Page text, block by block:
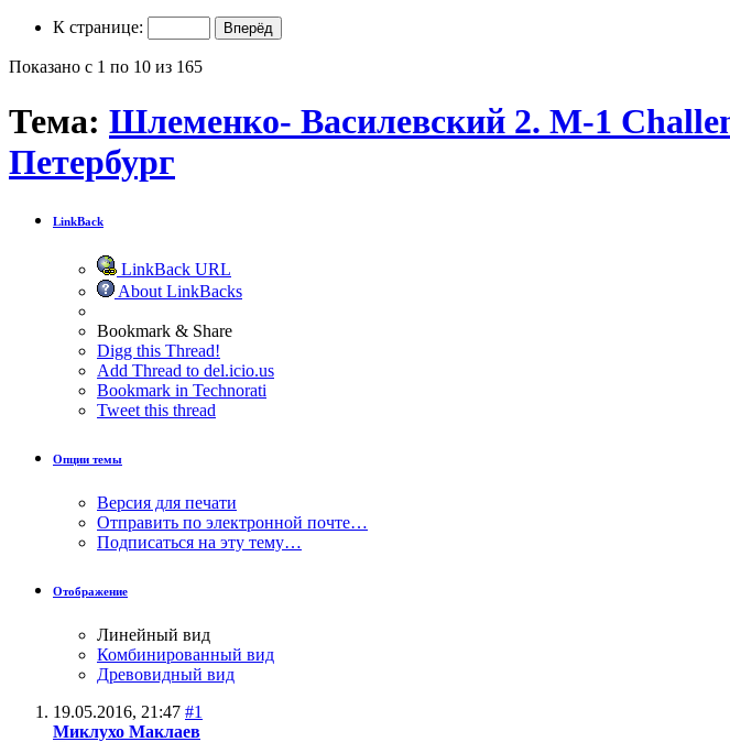
К странице:
Показано с 1 по 10 из 165
Тема: Шлеменко- Василевский 2. M-1
Петербург
LinkBack
LinkBack URL
About LinkBacks
Bookmark & Share
Digg this Thread!
Add Thread to del.icio.us
Bookmark in Technorati
Tweet this thread
Опции темы
Версия для печати
Отправить по электронной почте…
Подписаться на эту тему…
Отображение
Линейный вид
Комбинированный вид
Древовидный вид
19.05.2016, 21:47 #1
Миклухо Маклаев